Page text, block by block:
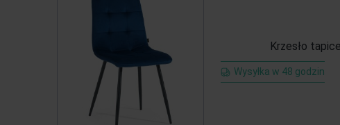
Krzesło
Wysyłka w 48 godzin